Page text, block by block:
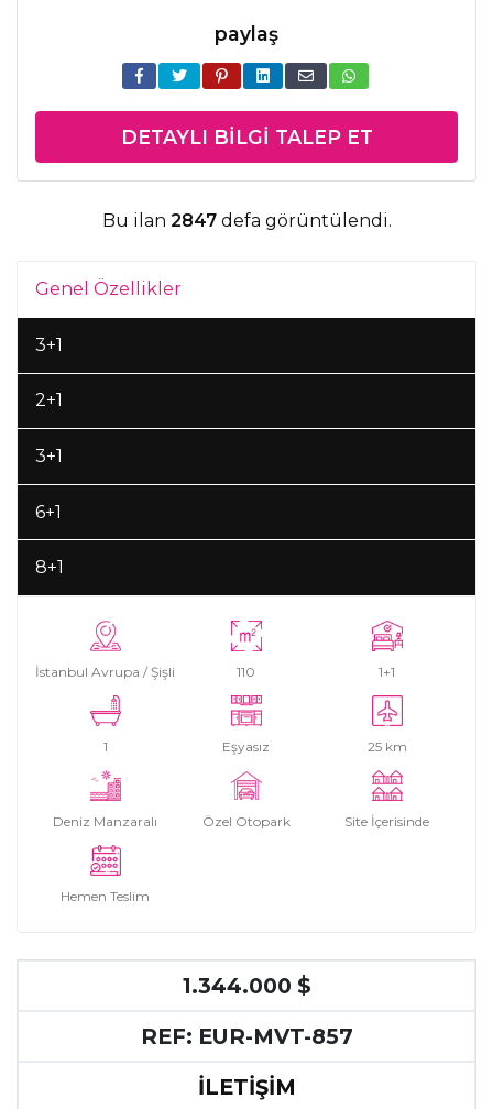
paylaş
DETAYLI BILGI TALEP ET
Bu ilan 2847defa görüntülendi.
Genel Özellikler
3+1
2+1
3+1
6+1
8+1
İstanbul Avrupa / Şişli 110 1+1
1 Eşyasız 25 km
Deniz Manzaralı Özel Otopark Site İçerisinde
Hemen Teslim
1.344.000 $
REF: EUR-MVT-857
İLETİŞİM